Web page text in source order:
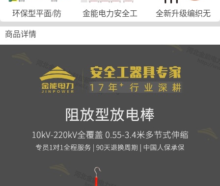
环保型平面/防 金能电力安全工 全新升级编织无
商品详情